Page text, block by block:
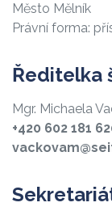
Město Mělník
Právní forma:
Ředitelka
Mgr. Michaela
+420 602 181